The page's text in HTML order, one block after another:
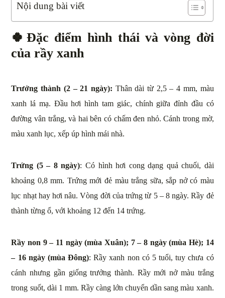
Nội dung bài viết
🍀 Đặc điểm hình thái và vòng đời
của rầy xanh
Trưởng thành (2 – 21 ngày): Thân dài từ 2,5 – 4 mm, màu
xanh lá mạ. Đầu hơi hình tam giác, chính giữa đỉnh đầu có
đường vân trắng, và hai bên có chấm đen nhỏ. Cánh trong mờ,
màu xanh lục, xếp úp hình mái nhà.
Trứng (5 – 8 ngày): Có hình hơi cong dạng quả chuối, dài
khoảng 0,8 mm. Trứng mới đẻ màu trắng sữa, sắp nở có màu
lục nhạt hay hơi nâu. Vòng đời của trứng từ 5 – 8 ngày. Rầy đẻ
thành từng ổ, với khoảng 12 đến 14 trứng.
Rầy non 9 – 11 ngày (mùa Xuân); 7 – 8 ngày (mùa Hè); 14
– 16 ngày (mùa Đông): Rầy xanh non có 5 tuổi, tuy chưa có
cánh nhưng gần giống trưởng thành. Rầy mới nở màu trắng
trong suốt, dài 1 mm. Rầy càng lớn chuyển dần sang màu xanh.